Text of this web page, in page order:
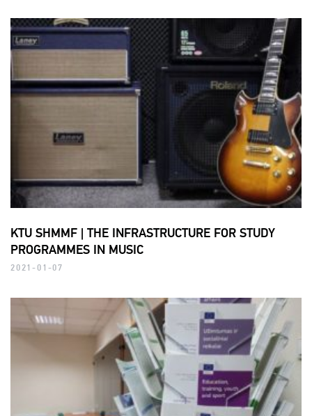
KTU SHMMF | THE INFRASTRUCTURE FOR STUDY
PROGRAMMES IN MUSIC
2021-01-07